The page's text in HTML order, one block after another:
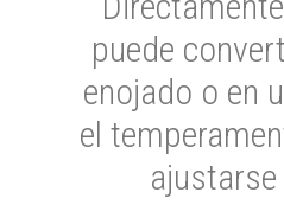
puede
enojado o en
el